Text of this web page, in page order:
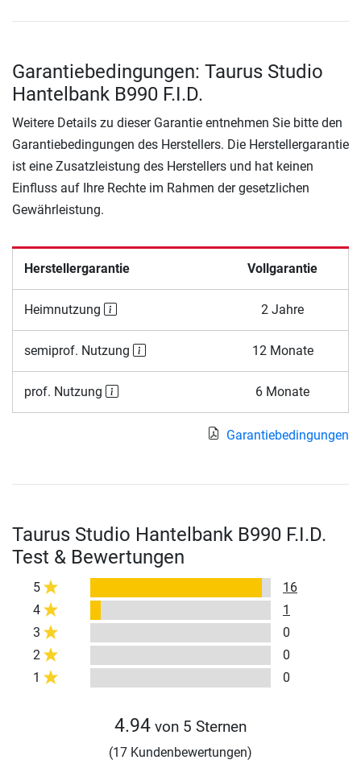
Garantiebedingungen: Taurus Studio
Hantelbank B990 F.I.D.
Weitere Details zu dieser Garantie entnehmen Sie bitte den
Garantiebedingungen des Herstellers. Die Herstellergarantie
ist eine Zusatzleistung des Herstellers und hat keinen
Einfluss auf Ihre Rechte im Rahmen der gesetzlichen
Gewährleistung.
Herstellergarantie Vollgarantie
Heimnutzung 2 Jahre
semiprof. Nutzung 12 Monate
prof. Nutzung 6 Monate
Garantiebedingungen
Taurus Studio Hantelbank B990 F.I.D.
Test & Bewertungen
5
16
4
1
3
0
2
0
1
0
4.94 von 5 Sternen
(17 Kundenbewertungen)